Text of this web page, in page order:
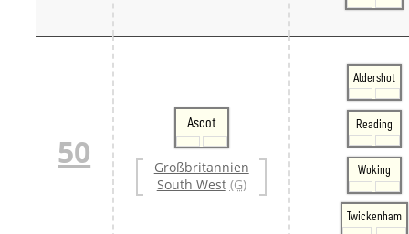
50
Ascot
Großbritannien
South West (G)
Aldershot
Reading
Woking
Twickenham